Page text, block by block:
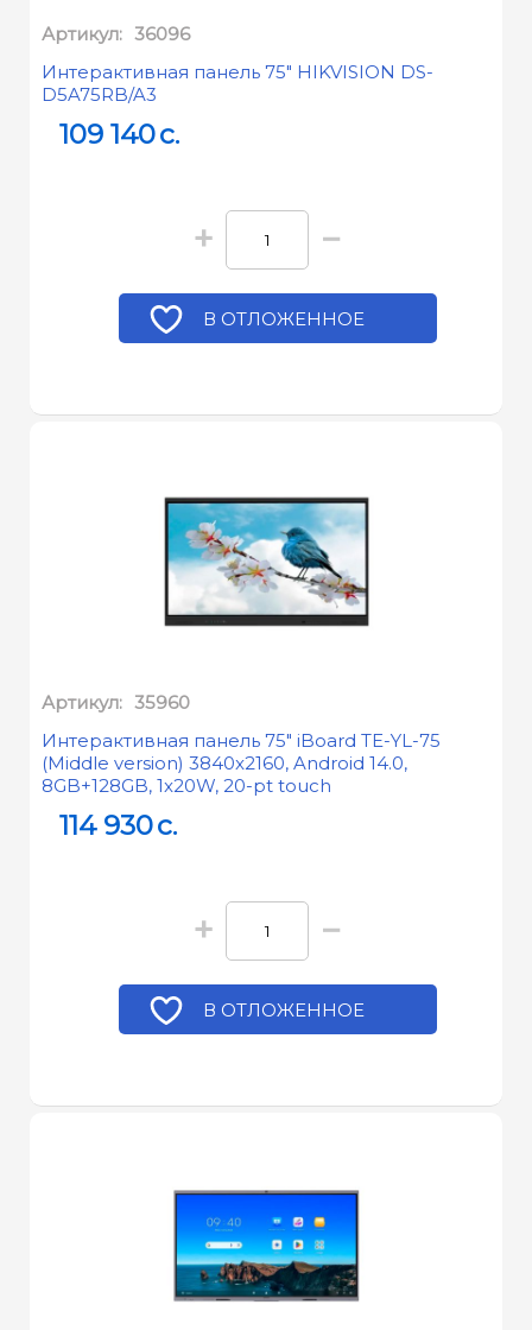
Артикул: 36096
Интерактивная панель 75" HIKVISION DS-
D5A75RB/A3
109 140c.
+ −
В ОТЛОЖЕННОЕ
Артикул: 35960
Интерактивная панель 75" iBoard TE-YL-75
(Middle version) 3840x2160, Android 14.0,
8GB+128GB, 1x20W, 20-pt touch
114 930c.
+ −
В ОТЛОЖЕННОЕ